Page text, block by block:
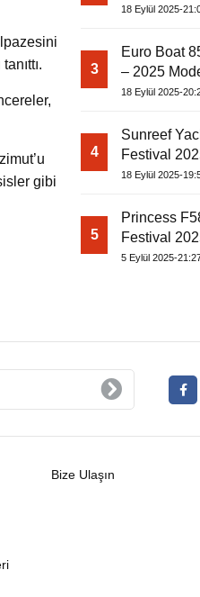
gibi
18 Eylül 2025-
3
Euro Boat
– 2025
18 Eylül 2025-
4
Sunreef
Festival
18 Eylül 2025-
5
Princess
Festival
Yapıyor
5 Eylül 2025-
Bize Ulaşın